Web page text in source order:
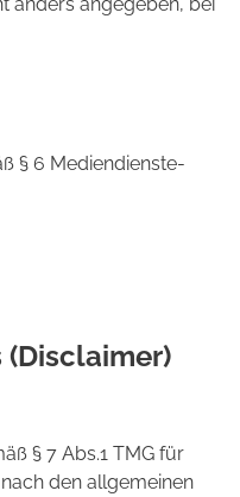
§ 6 Mediendienste-
§ 7 Abs.1 TMG für
den allgemeinen